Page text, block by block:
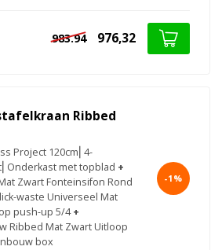
983.94 976,32
Ribbed
Project 120cm⎢4-
met topblad +
Zwart Fonteinsifon Rond
waste Universeel Mat
push-up 5/4 +
Ribbed Mat Zwart Uitloop
box
-1%